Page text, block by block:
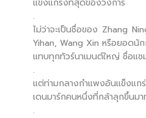
แข็งแกร่งที่สุดของวงการ
.
ไม่ว่าจะเป็นชื่อของ Zhang
Yihan, Wang Xin หรือยอดนั
แทบทุกทัวร์นาเมนต์ใหญ่ ชื่อแ
.
แต่ท่ามกลางกำแพงอันแข็ง
เดนมาร์กคนหนึ่งที่กล้าลุกขึ้นมา
.